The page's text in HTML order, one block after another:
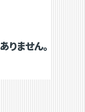
ません。